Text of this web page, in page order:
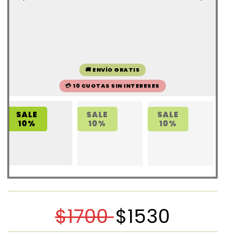
🚚 ENVÍO GRATIS
💳 10 CUOTAS SIN INTERESES
SALE
10%
SALE
10%
SALE
10%
$1700 $1530